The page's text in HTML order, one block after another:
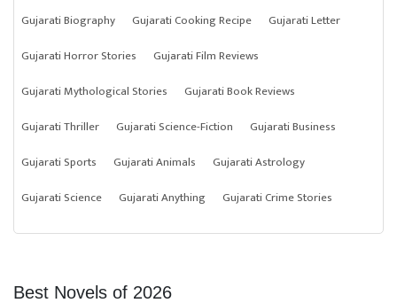
Gujarati Biography
Gujarati Cooking Recipe
Gujarati Letter
Gujarati Horror Stories
Gujarati Film Reviews
Gujarati Mythological Stories
Gujarati Book Reviews
Gujarati Thriller
Gujarati Science-Fiction
Gujarati Business
Gujarati Sports
Gujarati Animals
Gujarati Astrology
Gujarati Science
Gujarati Anything Gujarati Crime Stories
Best Novels of 2026